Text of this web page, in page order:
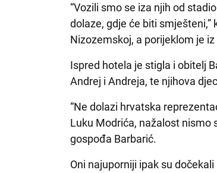
“Vozili smo se iza njih od
dolaze, gdje će biti
Nizozemskoj, a porijeklom je
Ispred hotela je stigla i obitelj
Andrej i Andreja, te njihova
“Ne dolazi hrvatska
Luku Modrića, nažalost nismo
gospođa Barbarić.
Oni najuporniji ipak su